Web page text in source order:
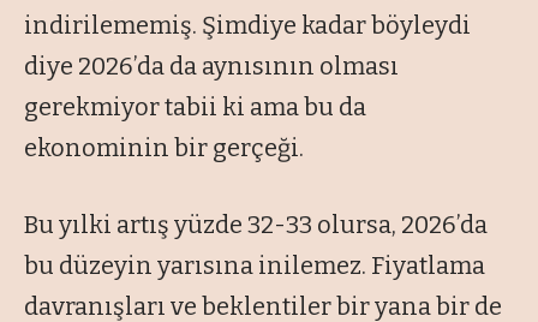
indirilememiş. Şimdiye kadar böyleydi
diye 2026’da da aynısının olması
gerekmiyor tabii ki ama bu da
ekonominin bir gerçeği.
Bu yılki artış yüzde 32-33 olursa, 2026’da
bu düzeyin yarısına inilemez. Fiyatlama
davranışları ve beklentiler bir yana bir de